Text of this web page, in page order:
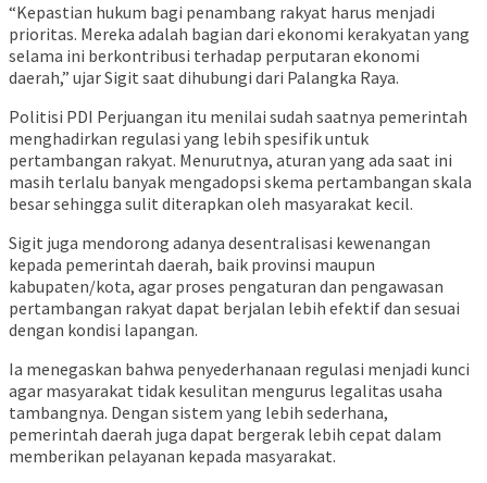
“Kepastian hukum bagi penambang rakyat harus menjadi
prioritas. Mereka adalah bagian dari ekonomi kerakyatan yang
selama ini berkontribusi terhadap perputaran ekonomi
daerah,” ujar Sigit saat dihubungi dari Palangka Raya.
Politisi PDI Perjuangan itu menilai sudah saatnya pemerintah
menghadirkan regulasi yang lebih spesifik untuk
pertambangan rakyat. Menurutnya, aturan yang ada saat ini
masih terlalu banyak mengadopsi skema pertambangan skala
besar sehingga sulit diterapkan oleh masyarakat kecil.
Sigit juga mendorong adanya desentralisasi kewenangan
kepada pemerintah daerah, baik provinsi maupun
kabupaten/kota, agar proses pengaturan dan pengawasan
pertambangan rakyat dapat berjalan lebih efektif dan sesuai
dengan kondisi lapangan.
Ia menegaskan bahwa penyederhanaan regulasi menjadi kunci
agar masyarakat tidak kesulitan mengurus legalitas usaha
tambangnya. Dengan sistem yang lebih sederhana,
pemerintah daerah juga dapat bergerak lebih cepat dalam
memberikan pelayanan kepada masyarakat.